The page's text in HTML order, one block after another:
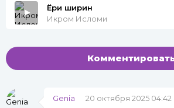
Ёри ширин
Икром Исломи
Genia
20 октября 2025 04:42